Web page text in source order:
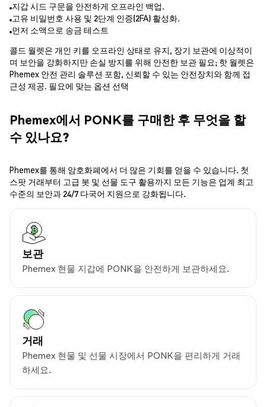
지갑 시드 구문을 안전하게 오프라인 백업.
고유 비밀번호 사용 및 2단계 인증(2FA) 활성화.
먼저 소액으로 송금 테스트
콜드 월렛은 개인 키를 오프라인 상태로 유지, 장기 보관에 이상적이
며 보안을 강화하지만 손실 방지를 위해 안전한 보관 필요; 핫 월렛은
Phemex 안전 관리 솔루션 포함, 신뢰할 수 있는 안전장치와 함께 접
근성 제공. 필요에 맞는 옵션 선택
Phemex에서 PONK를 구매한 후 무엇을 할
수 있나요?
Phemex를 통해 암호화폐에서 더 많은 기회를 얻을 수 있습니다. 첫
스팟 거래부터 고급 봇 및 선물 도구 활용까지 모든 기능은 업계 최고
수준의 보안과 24/7 다국어 지원으로 강화됩니다.
보관
Phemex 현물 지갑에 PONK을 안전하게 보관하세요.
거래
Phemex 현물 및 선물 시장에서 PONK을 편리하게 거래
하세요.